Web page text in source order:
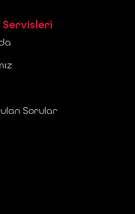
Sorular